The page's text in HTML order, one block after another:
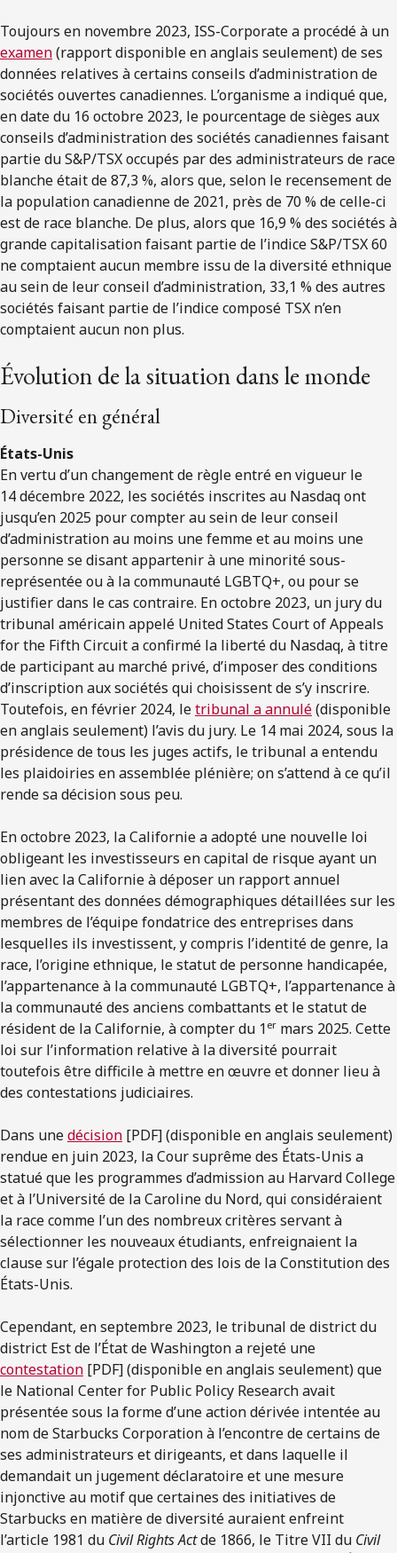
Toujours en novembre 2023, ISS-Corporate a procédé à un
examen(rapport disponible en anglais seulement) de ses
données relatives à certains conseils d’administration de
sociétés ouvertes canadiennes. L’organisme a indiqué que,
en date du 16 octobre 2023, le pourcentage de sièges aux
conseils d’administration des sociétés canadiennes faisant
partie du S&P/TSX occupés par des administrateurs de race
blanche était de 87,3 %, alors que, selon le recensement de
la population canadienne de 2021, près de 70 % de celle-ci
est de race blanche. De plus, alors que 16,9 % des sociétés à
grande capitalisation faisant partie de l’indice S&P/TSX 60
ne comptaient aucun membre issu de la diversité ethnique
au sein de leur conseil d’administration, 33,1 % des autres
sociétés faisant partie de l’indice composé TSX n’en
comptaient aucun non plus.
Évolution de la situation dans le monde
Diversité en général
États-Unis
En vertu d’un changement de règle entré en vigueur le
14 décembre 2022, les sociétés inscrites au Nasdaq ont
jusqu’en 2025 pour compter au sein de leur conseil
d’administration au moins une femme et au moins une
personne se disant appartenir à une minorité sous-
représentée ou à la communauté LGBTQ+, ou pour se
justifier dans le cas contraire. En octobre 2023, un jury du
tribunal américain appelé United States Court of Appeals
for the Fifth Circuit a confirmé la liberté du Nasdaq, à titre
de participant au marché privé, d’imposer des conditions
d’inscription aux sociétés qui choisissent de s’y inscrire.
Toutefois, en février 2024, letribunal a annulé(disponible
en anglais seulement) l’avis du jury. Le 14 mai 2024, sous la
présidence de tous les juges actifs, le tribunal a entendu
les plaidoiries en assemblée plénière; on s’attend à ce qu’il
rende sa décision sous peu.
En octobre 2023, la Californie a adopté une nouvelle loi
obligeant les investisseurs en capital de risque ayant un
lien avec la Californie à déposer un rapport annuel
présentant des données démographiques détaillées sur les
membres de l’équipe fondatrice des entreprises dans
lesquelles ils investissent, y compris l’identité de genre, la
race, l’origine ethnique, le statut de personne handicapée,
l’appartenance à la communauté LGBTQ+, l’appartenance à
la communauté des anciens combattants et le statut de
résident de la Californie, à compter du 1 er mars 2025. Cette
loi sur l’information relative à la diversité pourrait
toutefois être difficile à mettre en œuvre et donner lieu à
des contestations judiciaires.
Dans unedécision [PDF] (disponible en anglais seulement)
rendue en juin 2023, la Cour suprême des États-Unis a
statué que les programmes d’admission au Harvard College
et à l’Université de la Caroline du Nord, qui considéraient
la race comme l’un des nombreux critères servant à
sélectionner les nouveaux étudiants, enfreignaient la
clause sur l’égale protection des lois de la Constitution des
États-Unis.
Cependant, en septembre 2023, le tribunal de district du
district Est de l’État de Washington a rejeté une
contestation [PDF] (disponible en anglais seulement) que
le National Center for Public Policy Research avait
présentée sous la forme d’une action dérivée intentée au
nom de Starbucks Corporation à l’encontre de certains de
ses administrateurs et dirigeants, et dans laquelle il
demandait un jugement déclaratoire et une mesure
injonctive au motif que certaines des initiatives de
Starbucks en matière de diversité auraient enfreint
l’article 1981 du Civil Rights Actde 1866, le Titre VII du Civil